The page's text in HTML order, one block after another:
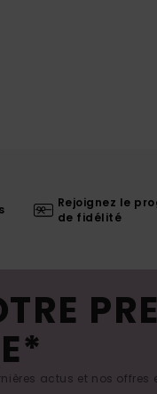
Rejoignez le
de fidélité
actus et nos offres